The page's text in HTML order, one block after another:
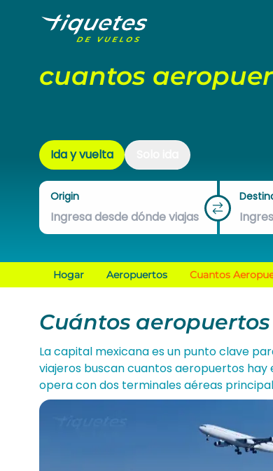
cuantos
Ida y vuelta
Origin
Hogar Aeropuertos Cuantos
Cuántos
La capital mexicana es un punto clave
viajeros buscan cuantos aeropuertos hay
opera con dos terminales aéreas